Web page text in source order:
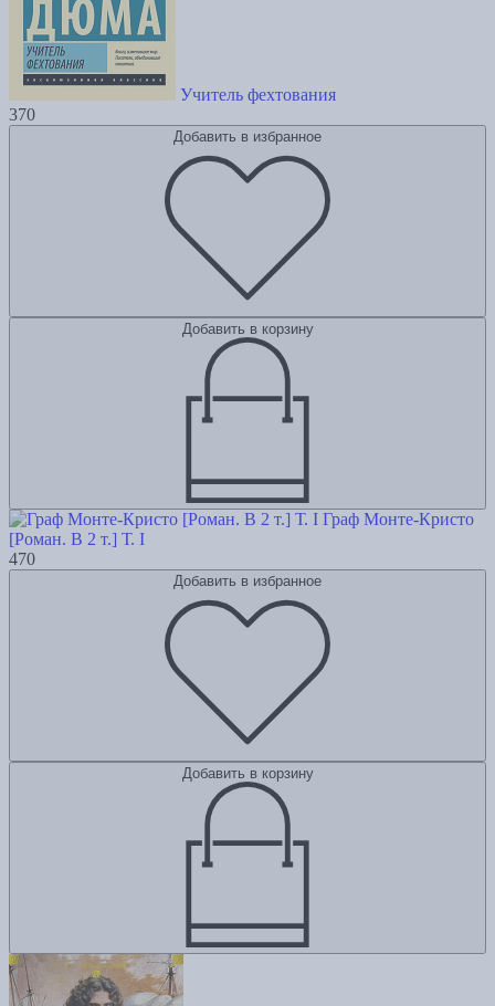
Учитель фехтования
370
Добавить в избранное
Добавить в корзину
Граф Монте-Кристо
[Роман. В 2 т.] Т. I
470
Добавить в избранное
Добавить в корзину